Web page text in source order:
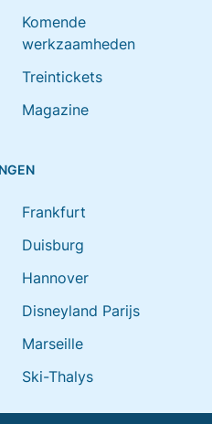
Komende
werkzaamheden
Treintickets
Magazine
Frankfurt
Duisburg
Hannover
Disneyland Parijs
Marseille
Ski-Thalys